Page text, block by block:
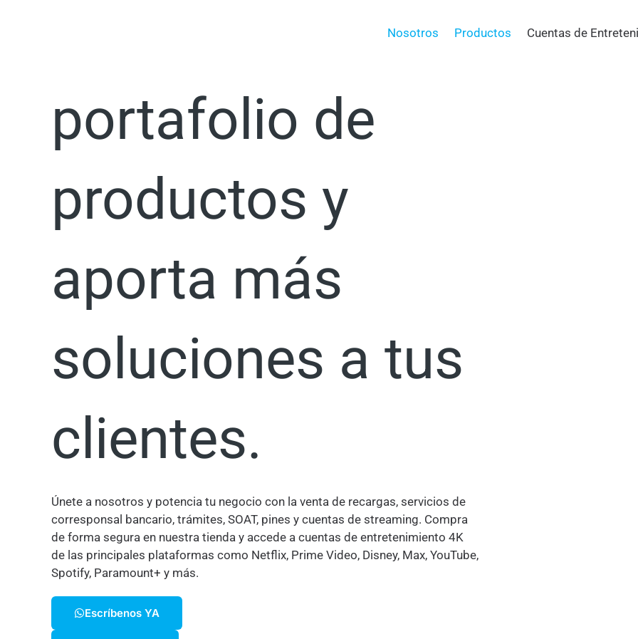
Nosotros Productos Cuentas de
Incrementa tu
portafolio de
productos y
aporta más
soluciones a tus
clientes.
Únete a nosotros y potencia tu negocio con la venta de recargas, servicios de
corresponsal bancario, trámites, SOAT, pines y cuentas de streaming. Compra
de forma segura en nuestra tienda y accede a cuentas de entretenimiento 4K
de las principales plataformas como Netflix, Prime Video, Disney, Max, YouTube,
Spotify, Paramount+ y más.
Escríbenos YA